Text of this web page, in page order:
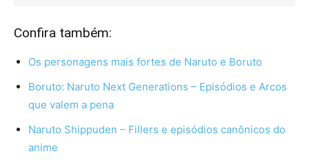
Confira também:
Os personagens mais fortes de Naruto e Boruto
Boruto: Naruto Next Generations – Episódios e Arcos
que valem a pena
Naruto Shippuden – Fillers e episódios canônicos do
anime